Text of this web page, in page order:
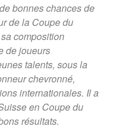
bonnes chances de
de la Coupe du
composition
de joueurs
talents, sous la
chevronné,
internationales. Il a
en Coupe du
résultats.